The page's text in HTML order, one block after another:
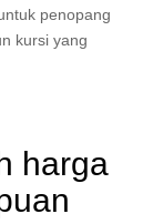
penopang
kursi yang
harga